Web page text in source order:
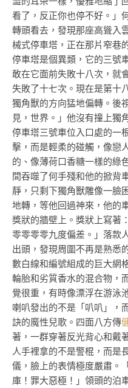
看了，反正你也停不好。」
轉頭看去，發現那座高聳入
械式停車塔，正在那片窄巷
停車塔是個異類，它的三號
敢在它面前失敗十八次，就
失敗了十七次。現在是第十
獨角獸的方向猛地偏轉。後
見，世界。」他沒有撞上獨
停車塔三號車位入口處的一
擊，而是輕柔的碰觸，像戀
的、像薄荷口香糖一樣的綠
間吞噬了何手殘和他的掀背
靜，只剩下獨角獸雕像一臉
地轉，等他回過神來，他的
獎狀的牆壁上。獎狀上寫
零零零零九度偏差。」落款
出頭，發現周圍不再是熟悉
數白線和編號組成的巨大網
輪胎和劣質香水的混合物，
覺很重，有時像漂浮在游泳
喇叭發出的不是「叭叭」，
訣的魔性兒歌。四面八方傳
著，一群穿著反光背心和戴
人手裡拿的不是警棍，而是
儀，臉上的表情極度嚴肅。
庫！罪大惡極！」領頭的泊